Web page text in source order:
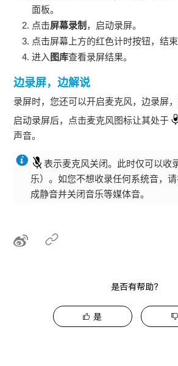
面板。
点击屏幕录制 ，启动录屏。
点击屏幕上方的红色计时按钮，结束
进入 图库查看录屏结果。
边录屏，边解说
录屏时，您还可以开启麦克风，边录屏，
启动录屏后，点击麦克风图标让其处于
声音。
表示麦克风关闭。此时仅可以收
乐）。如您不想收录任何系统音，
成静音并关闭音乐等媒体音。
是否有帮助？
是